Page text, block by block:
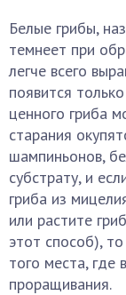
Белые грибы,
темнеет при
легче всего
появится
ценного гриба
старания
шампиньонов,
субстрату, и
гриба из
или растите
этот способ),
того места, где
проращивания.